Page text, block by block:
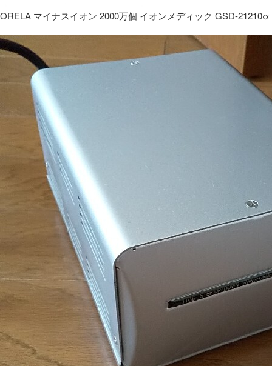
ORELA マイナスイオン 2000万個 イオンメディック GSD-21210α